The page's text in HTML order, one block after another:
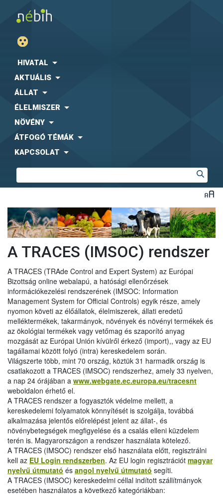
HIVATAL
AKTUÁLIS
ÁLLAT
ÉLELMISZER
NÖVÉNY
ÁTFOGÓ TÉMÁK
KAPCSOLAT
A TRACES (IMSOC) rendszer
A TRACES (TRAde Control and Expert System) az Európai
Bizottság online webalapú, a hatósági ellenőrzések
információkezelési rendszerének (IMSOC: Information
Management System for Official Controls) egyik része, amely
nyomon követi az élőállatok, élelmiszerek, állati eredetű
melléktermékek, takarmányok, növények és növényi termékek és
az ökológiai termékek vagy vetőmag és szaporító anyag
mozgását az Európai Unión kívülről érkező (import),, vagy az EU
tagállamai között folyó (intra) kereskedelem során.
Világszerte több, mint 70 ország, köztük 31 harmadik ország is
csatlakozott a TRACES (IMSOC) rendszerhez, amely 33 nyelven,
a nap 24 órájában a www.webgate.ec.europa.eu/tracesnt
weboldalon érhető el.
A TRACES rendszer a fogyasztók védelme mellett, a
kereskedelemi folyamatok könnyítését is szolgálja, továbbá
alkalmazása jelentős előrelépést jelent az állat-, és
növénybetegségek megfigyelése és a csalás elleni küzdelem
terén is. Magyarországon a rendszer használata kötelező.
A TRACES (IMSOC) rendszer első használata előtt, regisztrálni
kell az EU Login rendszerben. Az EU login regisztrációt magyar
nyelvű útmutató és angol nyelvű útmutató segíti.
A TRACES (IMSOC) kereskedelmi céllal indított szállítmányok
esetében használatos a következő kategóriákban: